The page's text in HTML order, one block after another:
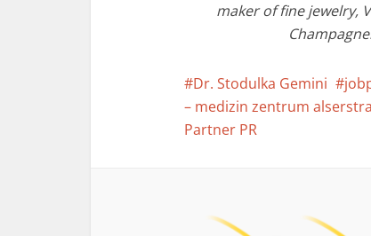
maker of fine jewelry,
Dr. Stodulka Gemini
– medizin zentrum
Partner PR